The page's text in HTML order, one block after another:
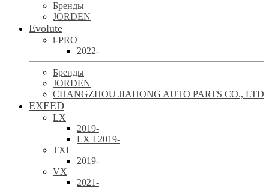
Бренды
JORDEN
Evolute
i-PRO
2022-
Бренды
JORDEN
CHANGZHOU JIAHONG AUTO PARTS CO., LTD
EXEED
LX
2019-
LX I 2019-
TXL
2019-
VX
2021-